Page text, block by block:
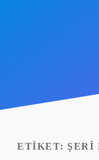
Yasal Uyarı
ETIKET: ŞERI